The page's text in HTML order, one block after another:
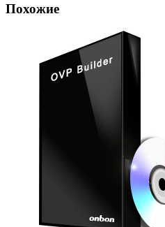
Похожие